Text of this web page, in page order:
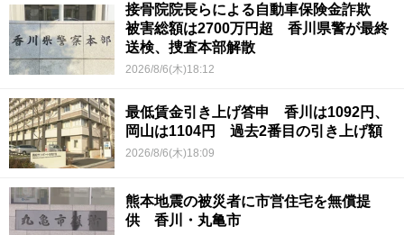
接骨院院長らによる自動車保険金詐欺
被害総額は2700万円超 香川県警が最終
送検、捜査本部解散
2026/8/6(木)18:12
最低賃金引き上げ答申 香川は1092円、
岡山は1104円 過去2番目の引き上げ額
2026/8/6(木)18:09
熊本地震の被災者に市営住宅を無償提
供 香川・丸亀市